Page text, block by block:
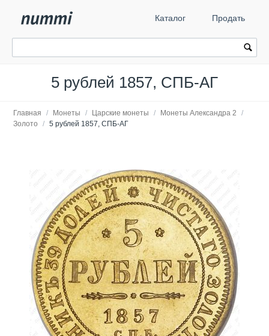
Каталог Продать
5 рублей 1857, СПБ-АГ
Главная / Монеты / Царские монеты / Монеты Александра 2
/
Золото
/ 5 рублей 1857, СПБ-АГ